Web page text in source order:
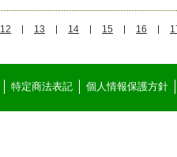
12 13 14 15 16
特定商法表記 個人情報保護方針